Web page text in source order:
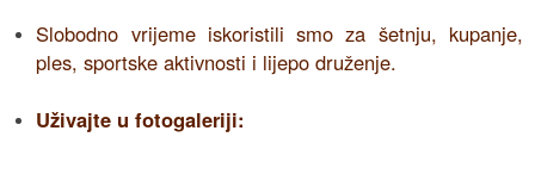
Slobodno vrijeme iskoristili smo za šetnju, kupanje,
ples, sportske aktivnosti i lijepo druženje.
Uživajte u fotogaleriji: